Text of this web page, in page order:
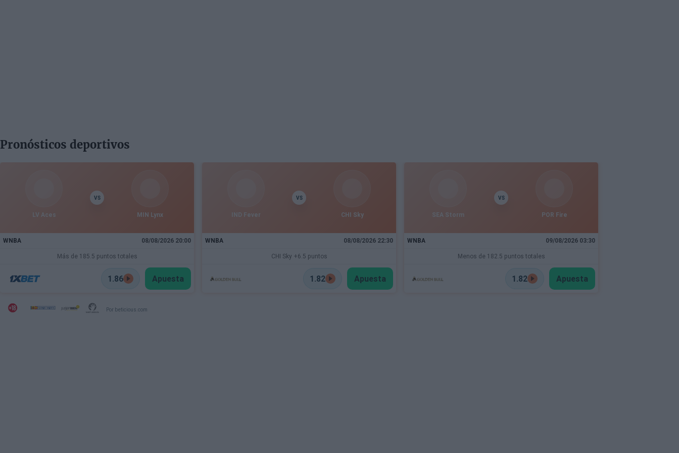
Pronósticos deportivos
LV Aces
VS
MIN Lynx
WNBA 08/08/2026 20:00
Más de 185.5 puntos totales
1.86 Apuesta
IND Fever
VS
CHI Sky
WNBA 08/08/2026 22:30
CHI Sky +6.5 puntos
1.82 Apuesta
SEA Storm
VS
POR Fire
WNBA 09/08/2026 03:30
Menos de 182.5 puntos totales
1.82 Apuesta
Por beticious.com